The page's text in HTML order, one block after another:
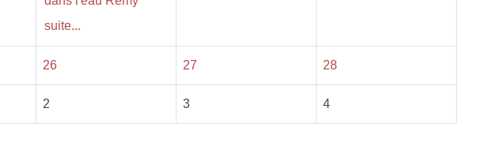
suite...
26 27 28
2 3 4